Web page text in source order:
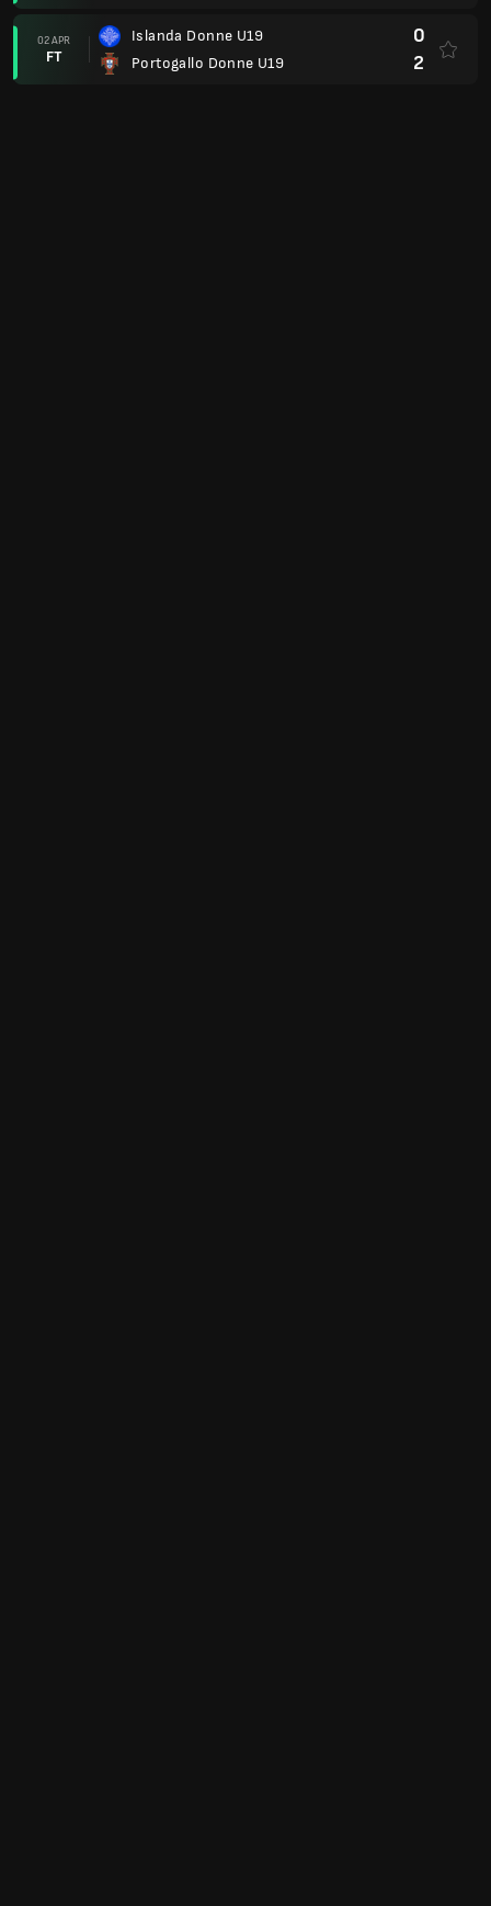
02 APR
FT
Islanda Donne U19
Portogallo Donne U19
0
2